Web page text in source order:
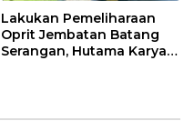
Lakukan Pemeliharaan
Oprit Jembatan Batang
Serangan, Hutama Karya